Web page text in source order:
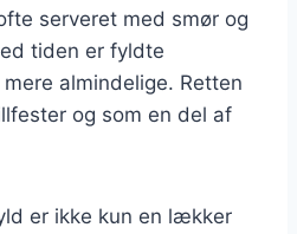
serveret med smør og
tiden er fyldte
almindelige. Retten
og som en del af
er ikke kun en lækker